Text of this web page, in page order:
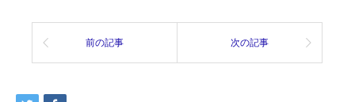
前の記事 次の記事